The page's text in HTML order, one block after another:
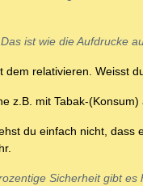
ist wie die Aufdrucke
dem relativieren. Weisst
z.B. mit Tabak-
du einfach nicht, dass
Sicherheit gibt es